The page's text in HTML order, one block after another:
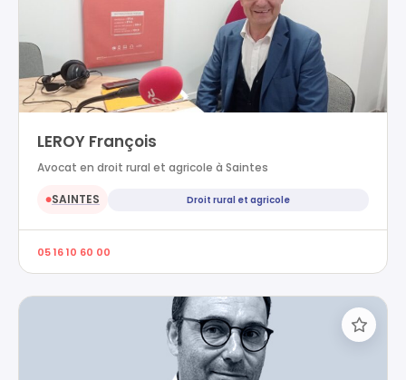
LEROY François
Avocat en droit rural et agricole à Saintes
●SAINTES Droit rural et agricole
05 16 10 60 00